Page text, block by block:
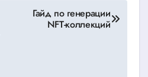
Гайд по генерации
NFT-коллекций